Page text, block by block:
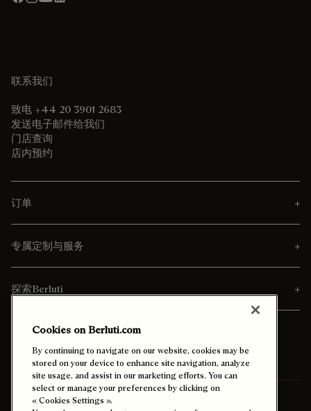
联系我们
致电 +44 20 3901 2683
发送电子邮件给我们
门店查询
店内预约
订单
专属定制与服务
探索Berluti
寄送至 中國澳門特別行政區 (中文)
Cookies on Berluti.com
By continuing to navigate on our website, cookies may be
stored on your device to enhance site navigation, analyze
site usage, and assist in our marketing efforts. You can
select or manage your preferences by clicking on
« Cookies Settings ».